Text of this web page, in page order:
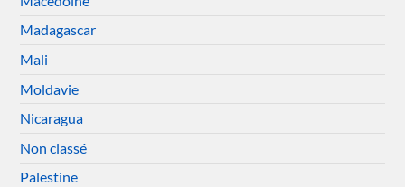
Madagascar
Mali
Moldavie
Nicaragua
Non classé
Palestine